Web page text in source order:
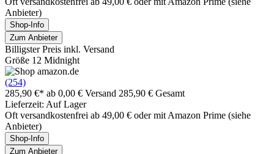
Anbieter)
Shop-Info
Zum Anbieter
Billigster Preis inkl. Versand
Größe 12 Midnight
(254)
285,90 €* ab 0,00 € Versand 285,90 € Gesamt
Lieferzeit: Auf Lager
Oft versandkostenfrei ab 49,00 € oder mit Amazon Prime (siehe
Anbieter)
Shop-Info
Zum Anbieter